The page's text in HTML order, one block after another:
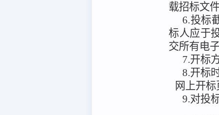
载招标文
6.投标
标人应于
交所有电
7.开标
8.开标
网上开
9.对投